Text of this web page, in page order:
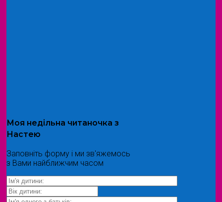
Моя недільна читаночка з
Настею
Заповніть форму і ми зв'яжемось
з Вами найближчим часом